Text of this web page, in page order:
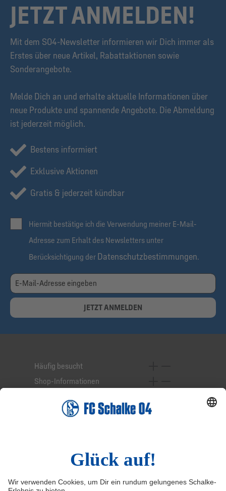
JETZT ANMELDEN!
Mit dem S04-Newsletter informieren wir Dich immer als
Erstes über neue Artikel, Rabattaktionen sowie
Sonderangebote.
Melde Dich an und erhalte aktuelle Informationen über
neue Produkte und spannende Angebote. Die Abmeldung
ist jederzeit möglich.
Bestens informiert
Exklusive Aktionen
Gratis & jederzeit kündbar
Hiermit bestätige ich die Verwendung meiner E-Mail-
Adresse zum Erhalt des Newsletters unter
Berücksichtigung der Datenschutzbestimmungen.
JETZT ANMELDEN
Häufig besucht
Shop-Informationen
Service-Hotline